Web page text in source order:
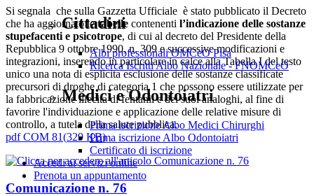
Cittadini
Albi professionali OMCeO Pisa
Ricerca Iscritti Albo Nazionale - FNOMCeO
Medici e Odontoiatri
Prima iscrizione Albo Medici Chirurghi
Prima iscrizione Albo Odontoiatri
Certificato di iscrizione
Accedi ai servizi online
Prenota un appuntamento
Si segnala che sulla Gazzetta Ufficiale è stato pubblicato il Decreto
che ha aggiornato letabelle contenenti l’indicazione delle sostanze
stupefacenti e psicotrope, di cui al decreto del Presidente della
Repubblica 9 ottobre 1990, n. 309 e successive modificazioni e
integrazioni, inserendo in particolare in calce alla Tabella I del testo
unico una nota di esplicita esclusione delle sostanze classificate
precursori di droghe di categoria 1 che possono essere utilizzate per
la fabbricazione illecita di fentanil e dei suoi analoghi, al fine di
favorire l'individuazione e applicazione delle relative misure di
controllo, a tutela della salute pubblica.
pdfCOM 81(329 KB)
Comunicazione n. 76